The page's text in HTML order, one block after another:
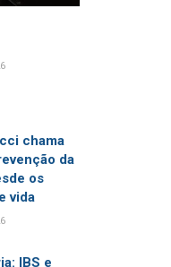
chama
da
os
vida
IBS e